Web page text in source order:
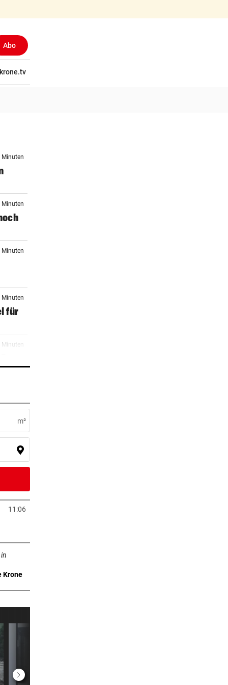
Abo
krone.tv
Minuten
Minuten
Minuten
Minuten
für
Minuten
Stunde
Stunde
Stunde
Stunde
Stunde
m²
11:06
öffnen
Krone